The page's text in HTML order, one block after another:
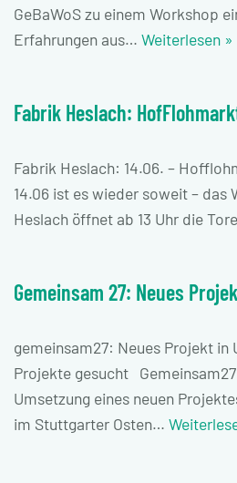
GeBaWoS zu einem Workshop
Erfahrungen aus… Weiterlesen »
Fabrik Heslach:
Fabrik Heslach: 14.06. –
14.06 ist es wieder soweit – das
Heslach öffnet ab 13 Uhr die
Gemeinsam 27: Neues
gemeinsam27: Neues Projekt in
Projekte gesucht
Umsetzung eines neuen
im Stuttgarter Osten…